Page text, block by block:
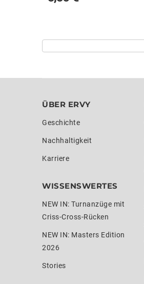
ÜBER ERVY
Geschichte
Nachhaltigkeit
Karriere
WISSENSWERTES
NEW IN: Turnanzüge mit
Criss-Cross-Rücken
NEW IN: Masters Edition
2026
Stories